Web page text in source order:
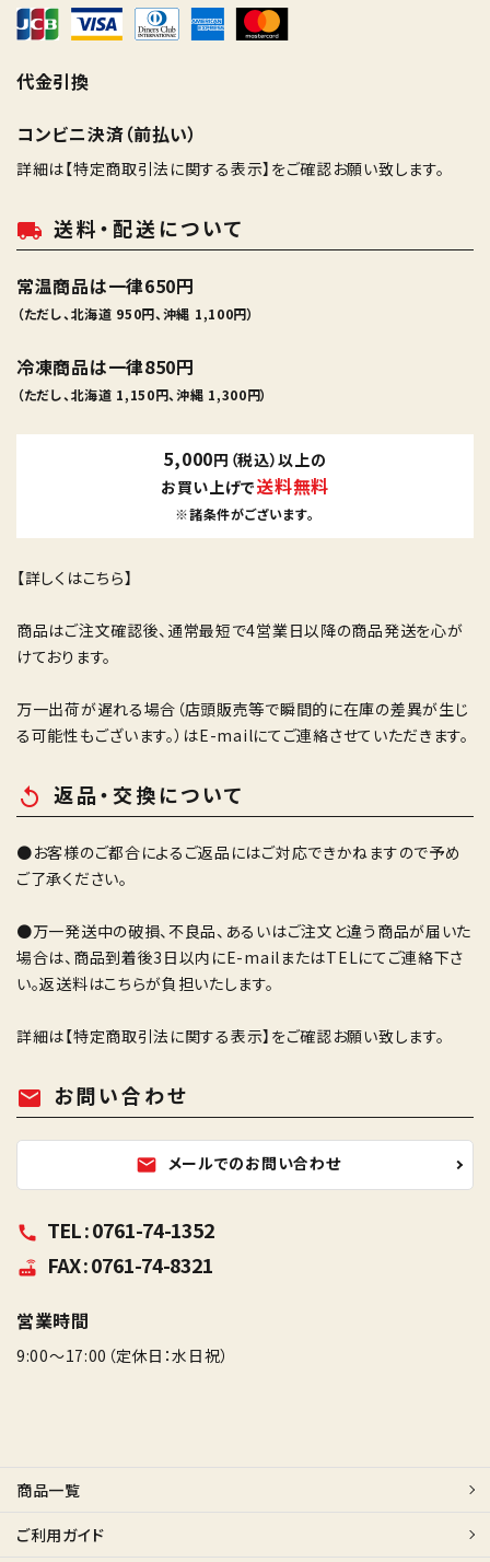
代金引換
コンビニ決済（前払い）
詳細は【特定商取引法に関する表示】 をご確認お願い致します。
local_shipping 送料・配送について
常温商品は一律650円
（ただし、北海道 950円、沖縄 1,100円）
冷凍商品は一律850円
（ただし、北海道 1,150円、沖縄 1,300円）
5,000円（税込）以上の
お買い上げで送料無料
※諸条件がございます。
【詳しくはこちら】
商品はご注文確認後、通常最短で4営業日以降の商品発送を心が
けております。
万一出荷が遅れる場合（店頭販売等で瞬間的に在庫の差異が生じ
る可能性もございます。）はE-mailにてご連絡させていただきます。
replay 返品・交換について
●お客様のご都合によるご返品にはご対応できかねますので予め
ご了承ください。
●万一発送中の破損、不良品、あるいはご注文と違う商品が届いた
場合は、商品到着後3日以内にE-mailまたはTELにてご連絡下さ
い。返送料はこちらが負担いたします。
詳細は【特定商取引法に関する表示】 をご確認お願い致します。
mail お問い合わせ
mail メールでのお問い合わせ
call TEL : 0761-74-1352
router FAX : 0761-74-8321
営業時間
9:00～17:00（定休日：水日祝）
商品一覧
ご利用ガイド